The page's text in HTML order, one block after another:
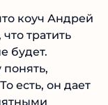
Андрее
коуч
что
не
4.9